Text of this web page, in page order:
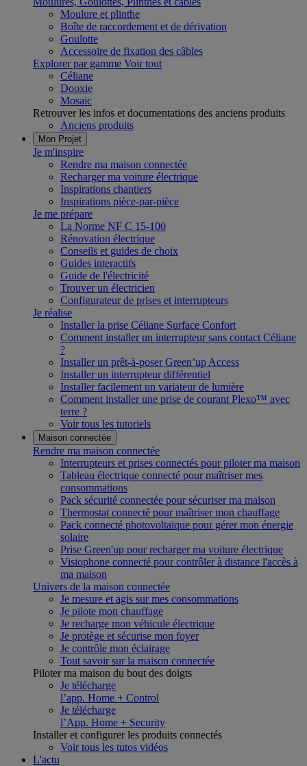
Moulure et plinthe
Boîte de raccordement et de dérivation
Goulotte
Accessoire de fixation des câbles
Explorer par gamme Voir tout
Céliane
Dooxie
Mosaic
Retrouver les infos et documentations des anciens produits
Anciens produits
Mon Projet
Je m'inspire
Rendre ma maison connectée
Recharger ma voiture électrique
Inspirations chantiers
Inspirations pièce-par-pièce
Je me prépare
La Norme NF C 15-100
Rénovation électrique
Conseils et guides de choix
Guides interactifs
Guide de l'électricité
Trouver un électricien
Configurateur de prises et interrupteurs
Je réalise
Installer la prise Céliane Surface Confort
Comment installer un interrupteur sans contact Céliane
?
Installer un prêt-à-poser Green’up Access
Installer un interrupteur différentiel
Installer facilement un variateur de lumière
Comment installer une prise de courant Plexo™ avec
terre ?
Voir tous les tutoriels
Maison connectée
Rendre ma maison connectée
Interrupteurs et prises connectés pour piloter ma maison
Tableau électrique connecté pour maîtriser mes
consommations
Pack sécurité connectée pour sécuriser ma maison
Thermostat connecté pour maîtriser mon chauffage
Pack connecté photovoltaïque pour gérer mon énergie
solaire
Prise Green'up pour recharger ma voiture électrique
Visiophone connecté pour contrôler à distance l'accès à
ma maison
Univers de la maison connectée
Je mesure et agis sur mes consommations
Je pilote mon chauffage
Je recharge mon véhicule électrique
Je protège et sécurise mon foyer
Je contrôle mon éclairage
Tout savoir sur la maison connectée
Piloter ma maison du bout des doigts
Je télécharge
l’app. Home + Control
Je télécharge
l’App. Home + Security
Installer et configurer les produits connectés
Voir tous les tutos vidéos
L'actu